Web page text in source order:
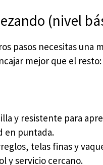
(nivel
pasos necesitas una
mejor que el resto:
y resistente para
en puntada.
telas finas y
y servicio cercano.